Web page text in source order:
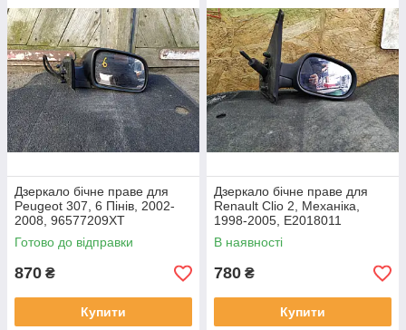
Дзеркало бічне праве для
Peugeot 307, 6 Пінів, 2002-
2008, 96577209XT
Готово до відправки
870 ₴
Купити
Дзеркало бічне праве для
Renault Clio 2, Механіка,
1998-2005, E2018011
В наявності
780 ₴
Купити